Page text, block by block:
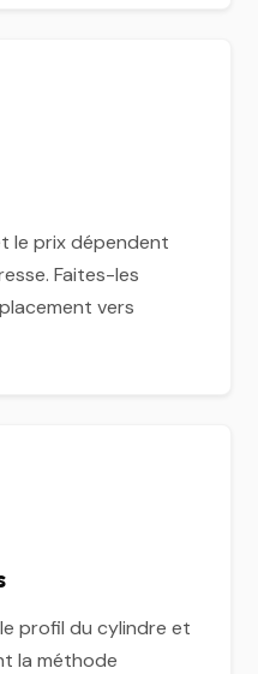
le prix dépendent
Faites-les
vers
profil du cylindre et
la méthode